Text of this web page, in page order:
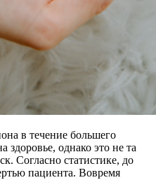
в течение большего
здоровье, однако это не та
Согласно статистике, до
пациента. Вовремя